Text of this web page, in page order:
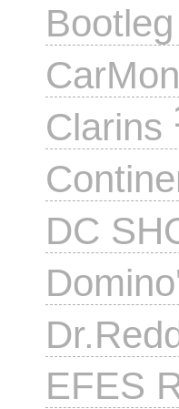
Bootleg
Clarins
DC
EFES